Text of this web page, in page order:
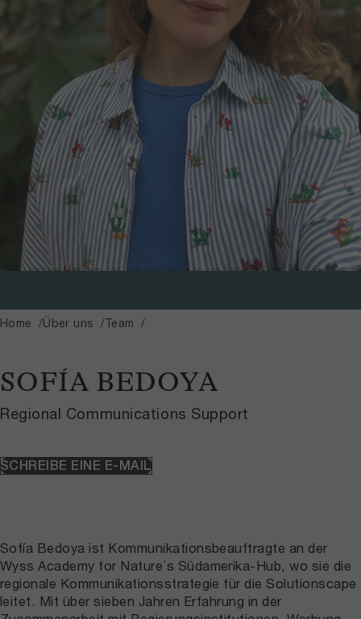
Home Über uns Team
SOFÍA BEDOYA
Regional Communications Support
SCHREIBE EINE E-MAIL
Sofía Bedoya ist Kommunikationsbeauftragte an der
Wyss Academy for Nature´s Südamerika-Hub, wo sie die
regionale Kommunikationsstrategie für die Solutionscape
leitet. Mit über sieben Jahren Erfahrung in der